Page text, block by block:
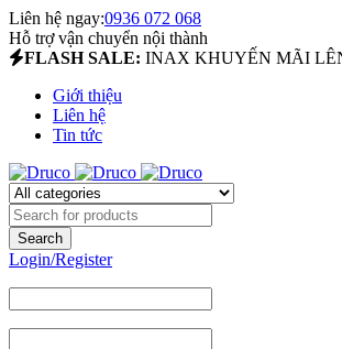
Liên hệ ngay:0936 072 068
Hỗ trợ vận chuyển nội thành
FLASH SALE: INAX KHUYẾN MÃI
Giới thiệu
Liên hệ
Tin tức
Login/Register